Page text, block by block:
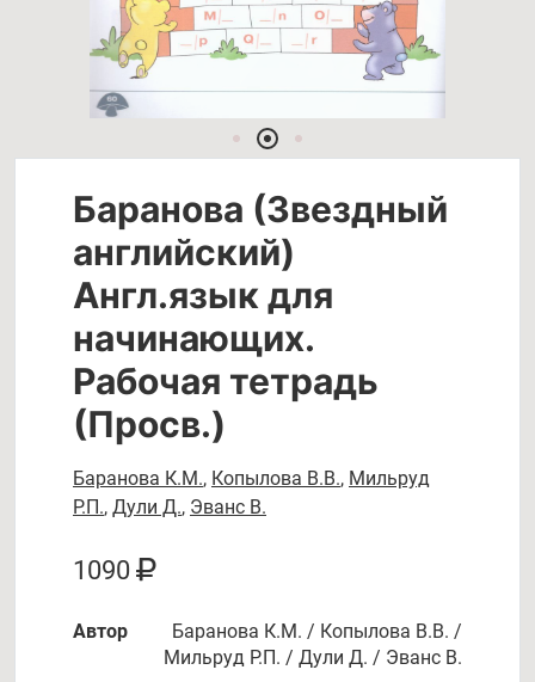
Баранова (Звездный
английский)
Англ.язык для
начинающих.
Рабочая тетрадь
(Просв.)
Баранова К.М., Копылова В.В., Мильруд
Р.П., Дули Д., Эванс В.
1090
Автор
Баранова К.М. / Копылова В.В. /
Мильруд Р.П. / Дули Д. / Эванс В.